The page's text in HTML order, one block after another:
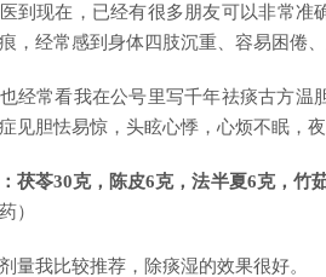
到现在，已经有很多朋友可以非常
，经常感到身体四肢沉重、容易困倦
经常看我在公号里写千年祛痰古方温
见胆怯易惊，头眩心悸，心烦不眠，
茯苓30克，陈皮6克，法半夏6克，竹
）
量我比较推荐，除痰湿的效果很好。